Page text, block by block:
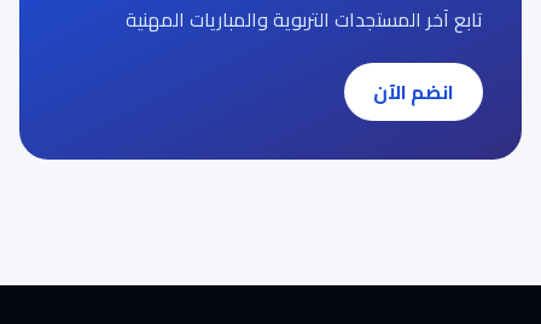
تابع آخر المستجدات التربوية والمباريات المهنية
انضم الآن